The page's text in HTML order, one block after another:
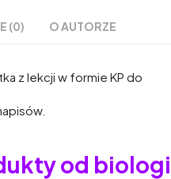
(0) O AUTORZE
z lekcji w formie KP do
od